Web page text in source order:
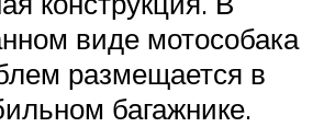
виде мотособака
размещается в
багажнике.